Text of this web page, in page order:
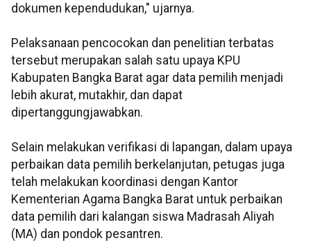
dokumen kependudukan," ujarnya.
Pelaksanaan pencocokan dan penelitian terbatas
tersebut merupakan salah satu upaya KPU
Kabupaten Bangka Barat agar data pemilih menjadi
lebih akurat, mutakhir, dan dapat
dipertanggungjawabkan.
Selain melakukan verifikasi di lapangan, dalam upaya
perbaikan data pemilih berkelanjutan, petugas juga
telah melakukan koordinasi dengan Kantor
Kementerian Agama Bangka Barat untuk perbaikan
data pemilih dari kalangan siswa Madrasah Aliyah
(MA) dan pondok pesantren.